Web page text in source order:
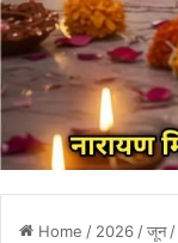
Home / 2026 /जून /